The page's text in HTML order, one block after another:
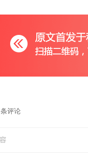
条评论